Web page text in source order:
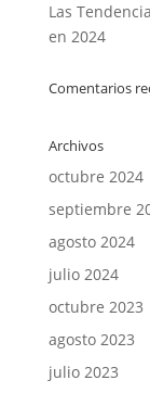
Las
en 2024
Comentarios
Archivos
octubre 2024
septiembre
agosto 2024
julio 2024
octubre 2023
agosto 2023
julio 2023